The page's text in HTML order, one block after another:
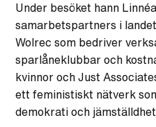
Under besöket hann
samarbetspartners i
Wolrec som bedriver
sparlåneklubbar och
kvinnor och Just
ett feministiskt nätverk
demokrati och